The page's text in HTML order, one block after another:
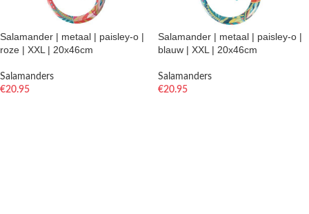
Salamander | metaal | paisley-o |
roze | XXL | 20x46cm
Salamanders
€20.95
Salamander | metaal | paisley-o |
blauw | XXL | 20x46cm
Salamanders
€20.95